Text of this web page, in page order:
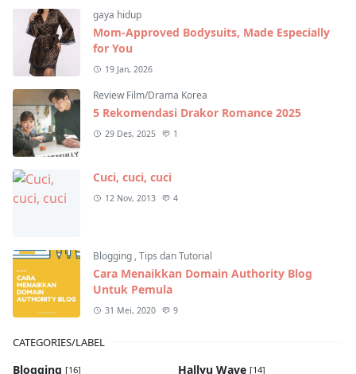
gaya hidup
Mom-Approved Bodysuits, Made Especially
for You
19 Jan, 2026
Review Film/Drama Korea
5 Rekomendasi Drakor Romance 2025
29 Des, 2025 1
Cuci, cuci, cuci
12 Nov, 2013 4
Blogging ,Tips dan Tutorial
Cara Menaikkan Domain Authority Blog
Untuk Pemula
31 Mei, 2020 9
CATEGORIES/LABEL
Blogging [16] Hallyu Wave [14]